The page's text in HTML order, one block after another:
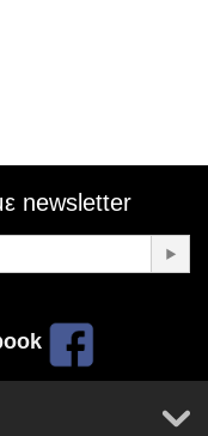
newsletter